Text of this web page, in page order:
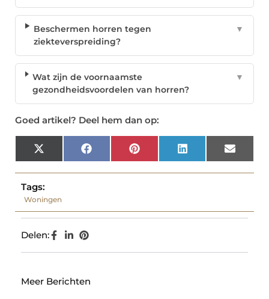
Beschermen horren tegen
ziekteverspreiding?
▼
Wat zijn de voornaamste
gezondheidsvoordelen van horren?
▼
Goed artikel? Deel hem dan op:
X
(Twitter)
Facebook Pinterest LinkedIn Email
Tags:
Woningen
Delen:
Meer Berichten